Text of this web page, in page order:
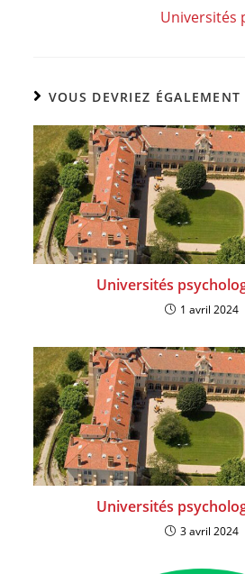
Universités
VOUS DEVRIEZ ÉGALEMENT
Universités
1 avril 2024
Universités
3 avril 2024